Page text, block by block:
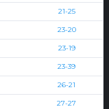
21-25
23-20
23-19
23-39
26-21
27-27